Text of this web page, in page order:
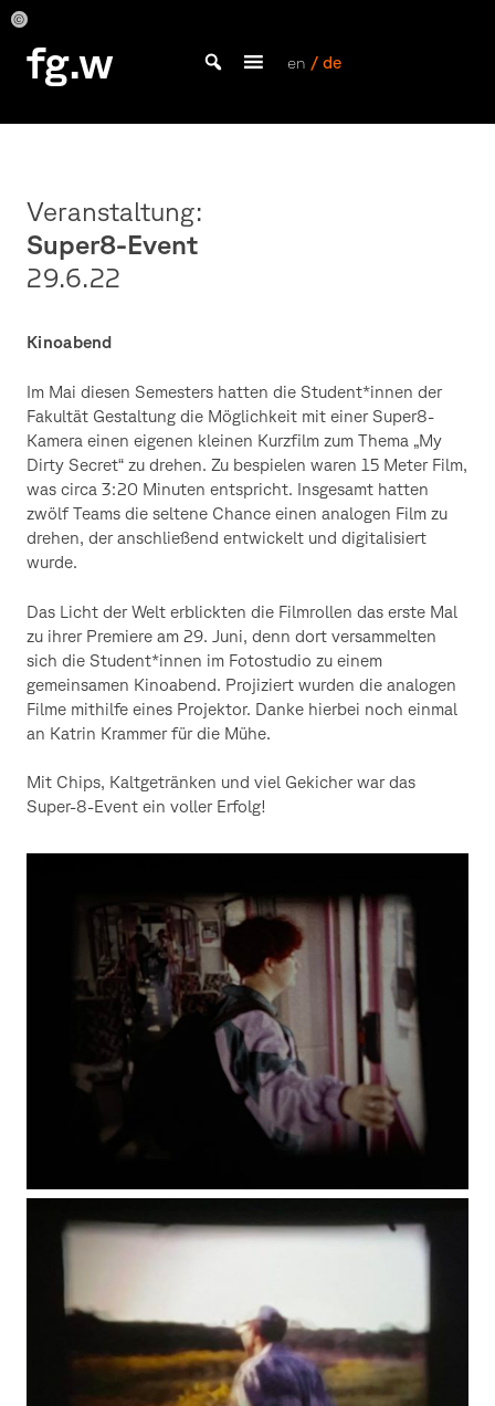
Skip
content
fg.w
Bachelor Kommunikationsdesign und Master Design & Information studieren
en / de
Veranstaltung:
Super8-Event
29.6.22
Kinoabend
Im Mai diesen Semesters hatten die Student*innen der
Fakultät Gestaltung die Möglichkeit mit einer Super8-
Kamera einen eigenen kleinen Kurzfilm zum Thema „My
Dirty Secret“ zu drehen. Zu bespielen waren 15 Meter Film,
was circa 3:20 Minuten entspricht. Insgesamt hatten
zwölf Teams die seltene Chance einen analogen Film zu
drehen, der anschließend entwickelt und digitalisiert
wurde.
Das Licht der Welt erblickten die Filmrollen das erste Mal
zu ihrer Premiere am 29. Juni, denn dort versammelten
sich die Student*innen im Fotostudio zu einem
gemeinsamen Kinoabend. Projiziert wurden die analogen
Filme mithilfe eines Projektor. Danke hierbei noch einmal
an Katrin Krammer für die Mühe.
Mit Chips, Kaltgetränken und viel Gekicher war das
Super-8-Event ein voller Erfolg!
Sophia
Sommer
Sophia
Sommer
Sophia
Sommer
Sophia
Sommer